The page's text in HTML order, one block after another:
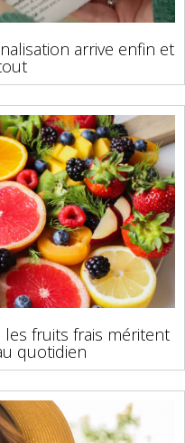
arrive enfin et
fruits frais méritent
quotidien